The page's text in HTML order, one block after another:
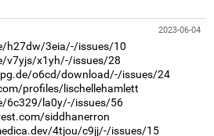
2023-06-04
h27dw/3eia/-/issues/10
v7yjs/x1yh/-/issues/28
o6cd/download/-/issues/24
profiles/lischellehamlett
6c329/la0y/-/issues/56
siddhanerron
4tjou/c9jj/-/issues/15